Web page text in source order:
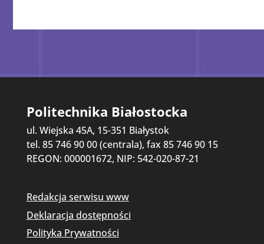
Politechnika Białostocka
ul. Wiejska 45A, 15-351 Białystok
tel. 85 746 90 00 (centrala), fax 85 746 90 15
REGON: 000001672, NIP: 542-020-87-21
Redakcja serwisu www
Deklaracja dostępności
Polityka Prywatności